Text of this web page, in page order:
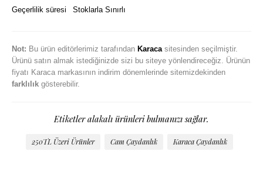
Geçerlilik süresi
Stoklarla Sınırlı
Not: Bu ürün editörlerimiz tarafından Karacasitesinden seçilmiştir.
Ürünü satın almak istediğinizde sizi bu siteye yönlendireceğiz. Ürünün
fiyatı Karaca markasının indirim dönemlerinde sitemizdekinden
farklılıkgösterebilir.
Etiketler alakalı ürünleri bulmanızı sağlar.
250TL Üzeri Ürünler Cam Çaydanlık Karaca Çaydanlık